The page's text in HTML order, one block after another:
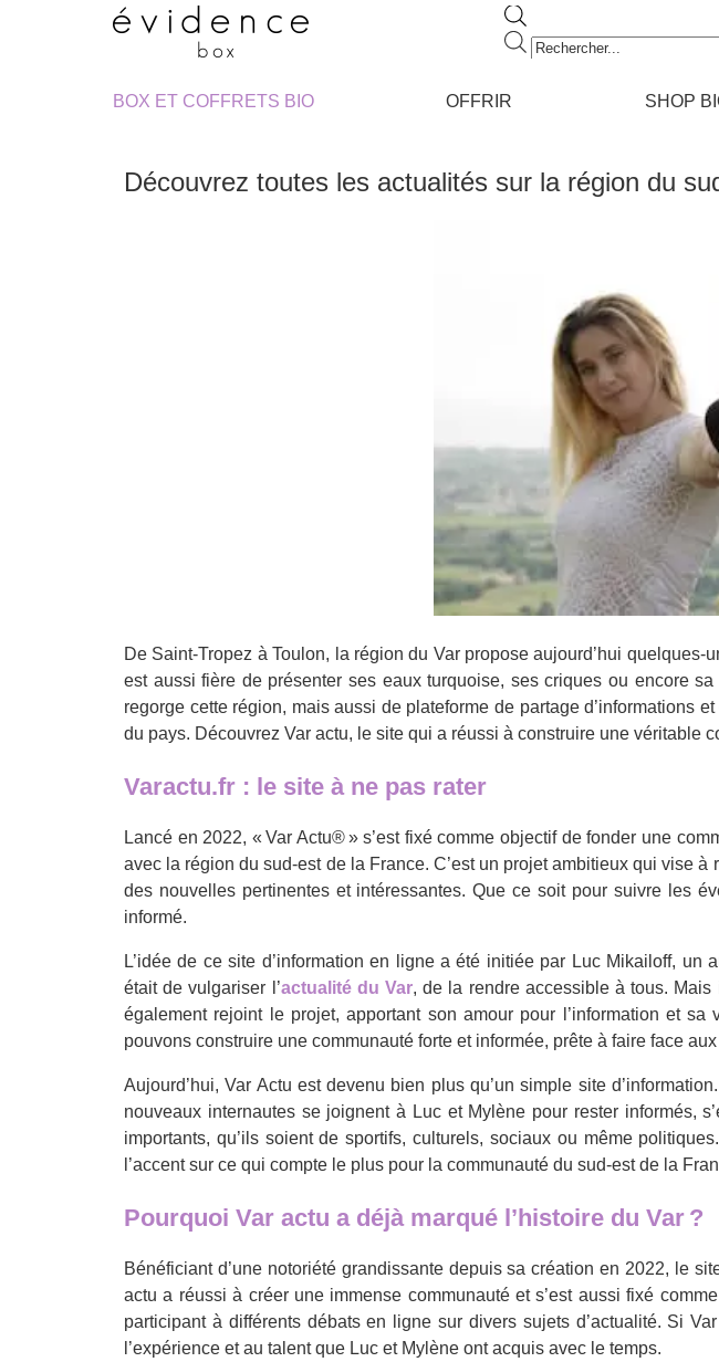
Recherche
de
BOX ET COFFRETS BIO
OFFRIR SHOP
Découvrez toutes les actualités sur la région du
De Saint-Tropez à Toulon, la région du Var propose aujourd’hui
est aussi fière de présenter ses eaux turquoise, ses criques ou encore
regorge cette région, mais aussi de plateforme de partage d’informations
du pays. Découvrez Var actu, le site qui a réussi à construire une véritable
Varactu.fr : le site à ne pas rater
Lancé en 2022, « Var Actu® » s’est fixé comme objectif de fonder une
avec la région du sud-est de la France. C’est un projet ambitieux qui vise
des nouvelles pertinentes et intéressantes. Que ce soit pour suivre les
informé.
L’idée de ce site d’information en ligne a été initiée par Luc Mikailoff,
était de vulgariser l’actualité du Var, de la rendre accessible à tous.
également rejoint le projet, apportant son amour pour l’information et
pouvons construire une communauté forte et informée, prête à faire face
Aujourd’hui, Var Actu est devenu bien plus qu’un simple site
nouveaux internautes se joignent à Luc et Mylène pour rester informés,
importants, qu’ils soient de sportifs, culturels, sociaux ou même
l’accent sur ce qui compte le plus pour la communauté du sud-est de la
Pourquoi Var actu a déjà marqué l’histoire du Var ?
Bénéficiant d’une notoriété grandissante depuis sa création en 2022, le
actu a réussi à créer une immense communauté et s’est aussi fixé
participant à différents débats en ligne sur divers sujets d’actualité. Si
l’expérience et au talent que Luc et Mylène ont acquis avec le temps.